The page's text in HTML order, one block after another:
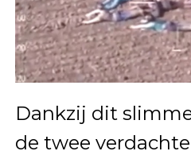
Dankzij dit
de twee